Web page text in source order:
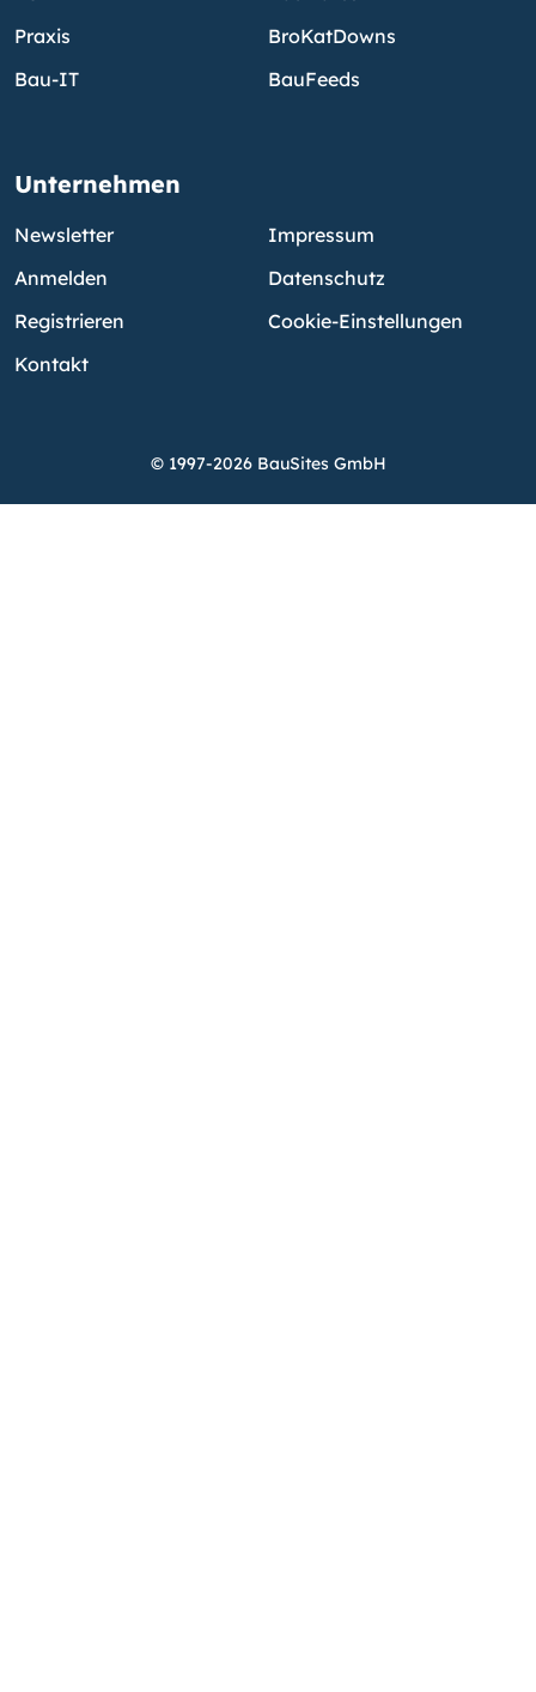
Praxis
Bau-IT
BroKatDowns
BauFeeds
Unternehmen
Newsletter
Anmelden
Registrieren
Kontakt
Impressum
Datenschutz
Cookie-Einstellungen
© 1997-2026 BauSites GmbH